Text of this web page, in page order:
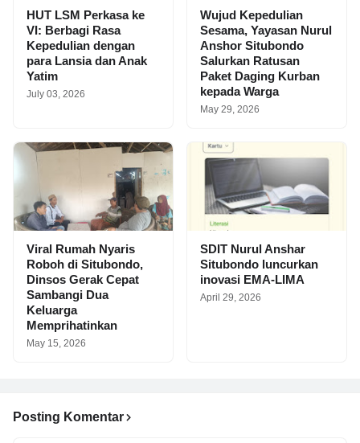
HUT LSM Perkasa ke
VI: Berbagi Rasa
Kepedulian dengan
para Lansia dan Anak
Yatim
July 03, 2026
Wujud Kepedulian
Sesama, Yayasan Nurul
Anshor Situbondo
Salurkan Ratusan
Paket Daging Kurban
kepada Warga
May 29, 2026
Viral Rumah Nyaris
Roboh di Situbondo,
Dinsos Gerak Cepat
Sambangi Dua
Keluarga
Memprihatinkan
May 15, 2026
SDIT Nurul Anshar
Situbondo luncurkan
inovasi EMA-LIMA
April 29, 2026
Posting Komentar